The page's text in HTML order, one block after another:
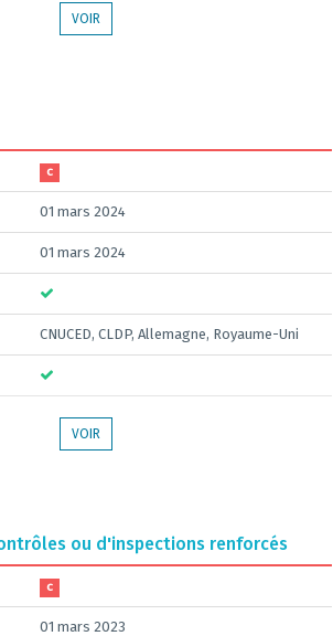
VOIR
C
01 mars 2024
01 mars 2024
CNUCED, CLDP, Allemagne, Royaume-Uni
VOIR
ou d'inspections renforcés
C
01 mars 2023